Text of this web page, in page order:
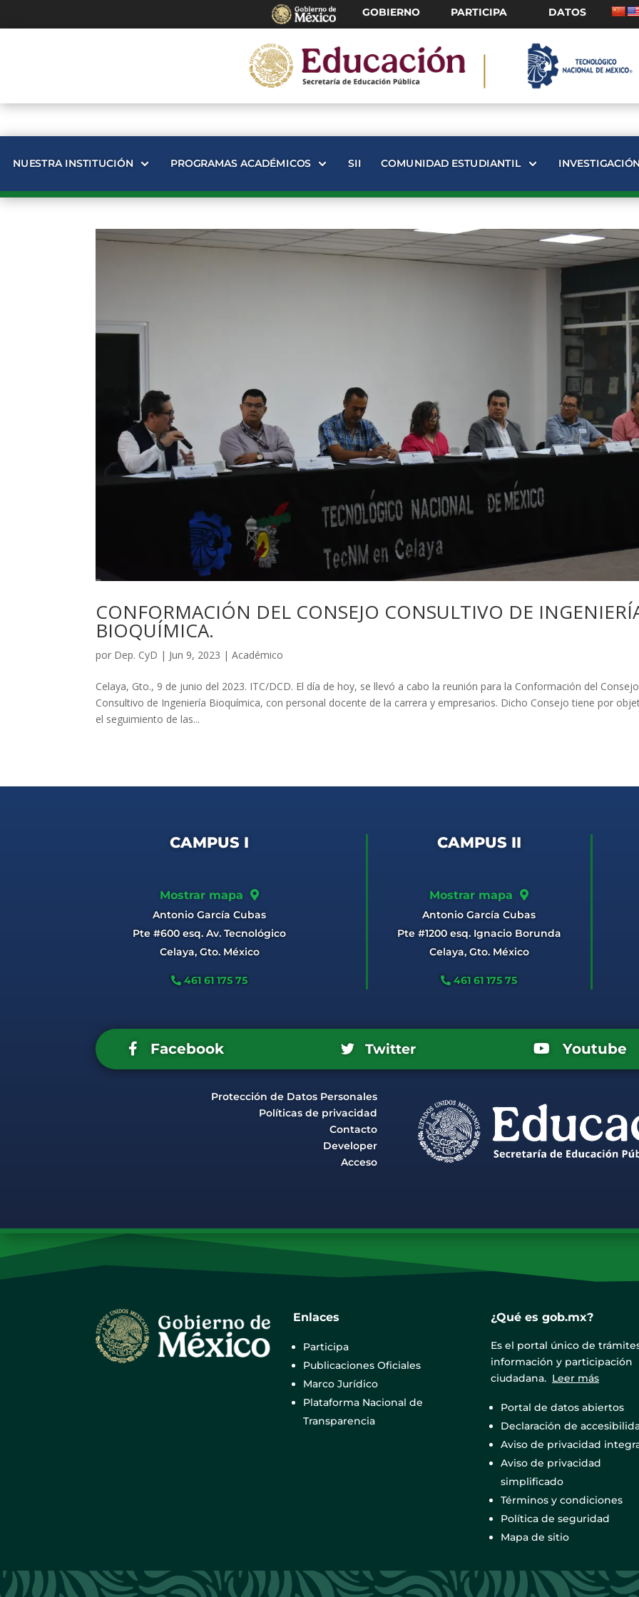
GOBIERNO PARTICIPA DATOS
NUESTRA INSTITUCIÓN PROGRAMAS ACADÉMICOS SII COMUNIDAD ESTUDIANTIL
CONFORMACIÓN DEL CONSEJO CONSULTIVO DE
BIOQUÍMICA.
por Dep. CyD | Jun 9, 2023 |Académico
Celaya, Gto., 9 de junio del 2023. ITC/DCD. El día de hoy, se llevó a cabo la reunión para la Conformación del Consejo
Consultivo de Ingeniería Bioquímica, con personal docente de la carrera y empresarios. Dicho Consejo tiene por
el seguimiento de las...
CAMPUS I
Mostrar mapa
Antonio García Cubas
Pte #600 esq. Av. Tecnológico
Celaya, Gto. México
461 61 175 75
CAMPUS II
Mostrar mapa
Antonio García Cubas
Pte #1200 esq. Ignacio Borunda
Celaya, Gto. México
461 61 175 75
Facebook Twitter Youtube
Protección de Datos Personales
Políticas de privacidad
Contacto
Developer
Acceso
Enlaces
Participa
Publicaciones Oficiales
Marco Jurídico
Plataforma Nacional de
Transparencia
¿Qué es gob.mx?
Es el portal único de
información y participación
ciudadana. Leer más
Portal de datos abiertos
Declaración de
Aviso de privacidad
Aviso de privacidad
simplificado
Términos y condiciones
Política de seguridad
Mapa de sitio